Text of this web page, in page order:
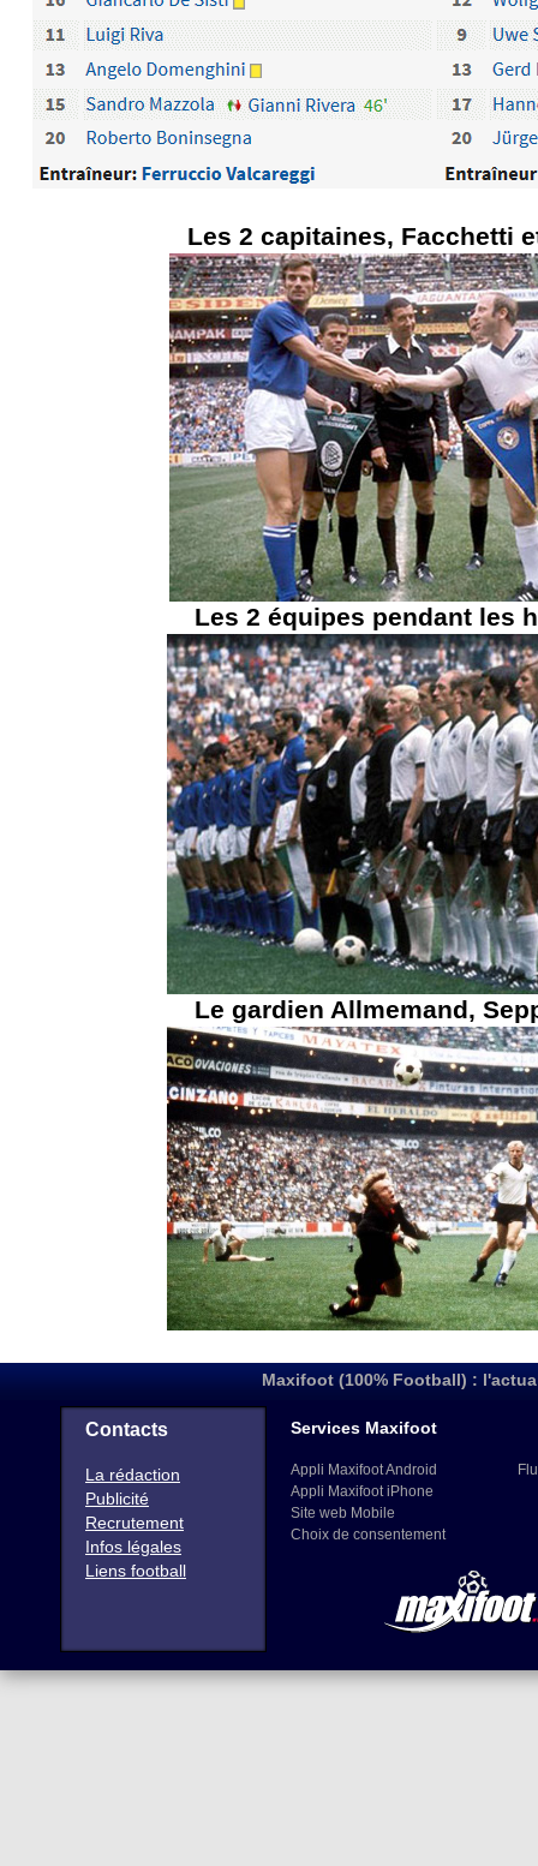
Les 2 capitaines, Facchetti
Les 2 équipes pendant les
Le gardien Allmemand,
Maxifoot (100% Football) :
Contacts
La rédaction
Publicité
Recrutement
Infos légales
Liens football
Services Maxifoot
Appli Maxifoot Android
Appli Maxifoot iPhone
Site web Mobile
Choix de consentement